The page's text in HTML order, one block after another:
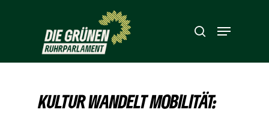
KULTUR WANDELT MOBI­LITÄT: